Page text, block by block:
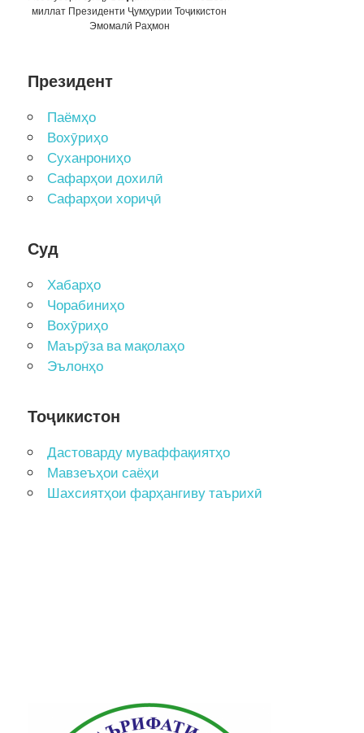
миллат Президенти Ҷумҳурии Тоҷикистон
Эмомалӣ Раҳмон
Президент
Паёмҳо
Вохӯриҳо
Суханрониҳо
Сафарҳои дохилӣ
Сафарҳои хориҷӣ
Суд
Хабарҳо
Чорабиниҳо
Вохӯриҳо
Маърӯза ва мақолаҳо
Эълонҳо
Тоҷикистон
Дастоварду муваффақиятҳо
Мавзеъҳои саёҳи
Шахсиятҳои фарҳангиву таърихӣ